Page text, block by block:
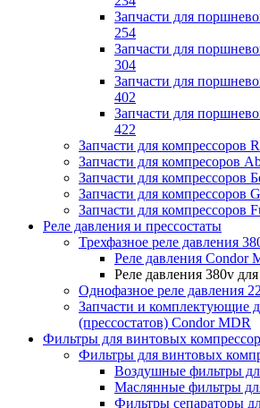
Запчасти для
254
Запчасти для
304
Запчасти для
402
Запчасти для
422
Запчасти для компрессоров
Запчасти для компресоров
Запчасти для компрессоров
Запчасти для компрессоров
Запчасти для компрессоров
Реле давления и прессостаты
Трехфазное реле давления
Реле давления Condor
Реле давления 380v
Однофазное реле давления
Запчасти и комплектующие
(прессостатов) Condor MDR
Фильтры для винтовых
Фильтры для винтовых
Воздушные фильтры
Маслянные фильтры
Фильтры сепараторы